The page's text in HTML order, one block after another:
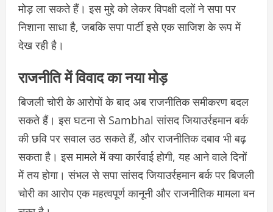
मोड़ ला सकते हैं। इस मुद्दे को लेकर विपक्षी दलों ने सपा पर
निशाना साधा है, जबकि सपा पार्टी इसे एक साजिश के रूप में
देख रही है।
राजनीति में विवाद का नया मोड़
बिजली चोरी के आरोपों के बाद अब राजनीतिक समीकरण बदल
सकते हैं। इस घटना से Sambhal सांसद जियाउर्रहमान बर्क
की छवि पर सवाल उठ सकते हैं, और राजनीतिक दबाव भी बढ़
सकता है। इस मामले में क्या कार्रवाई होगी, यह आने वाले दिनों
में तय होगा। संभल से सपा सांसद जियाउर्रहमान बर्क पर बिजली
चोरी का आरोप एक महत्वपूर्ण कानूनी और राजनीतिक मामला बन